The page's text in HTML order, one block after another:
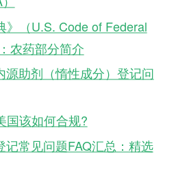
》（U.S. Code of Federal
农药部分简介
源助剂（惰性成分）登记问
国该如何合规?
记常见问题FAQ汇总：精选